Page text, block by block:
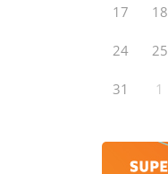
17 18
24 25
31 1